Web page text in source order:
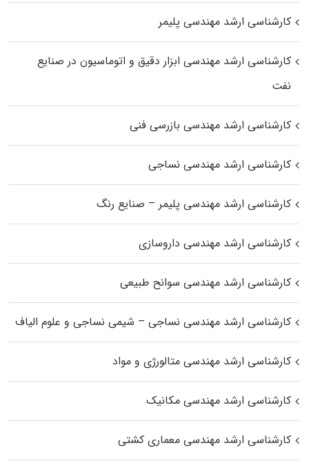
کارشناسی ارشد مهندسی پلیمر
کارشناسی ارشد مهندسی ابزار دقیق و اتوماسیون در صنایع
نفت
کارشناسی ارشد مهندسی بازرسی فنی
کارشناسی ارشد مهندسی نساجی
کارشناسی ارشد مهندسی پلیمر – صنایع رنگ
کارشناسی ارشد مهندسی داروسازی
کارشناسی ارشد مهندسی سوانح طبیعی
کارشناسی ارشد مهندسی نساجی – شیمی نساجی و علوم الیاف
کارشناسی ارشد مهندسی متالورژی و مواد
کارشناسی ارشد مهندسی مکانیک
کارشناسی ارشد مهندسی معماری کشتی